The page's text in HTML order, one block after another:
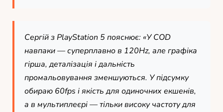
Сергій з PlayStation 5 пояснює: «У COD
навпаки — суперплавно в 120Hz, але графіка
гірша, деталізація і дальність
промальовування зменшуються. У підсумку
обираю 60fps і якість для одиночних екшенів,
а в мультиплеєрі — тільки високу частоту для